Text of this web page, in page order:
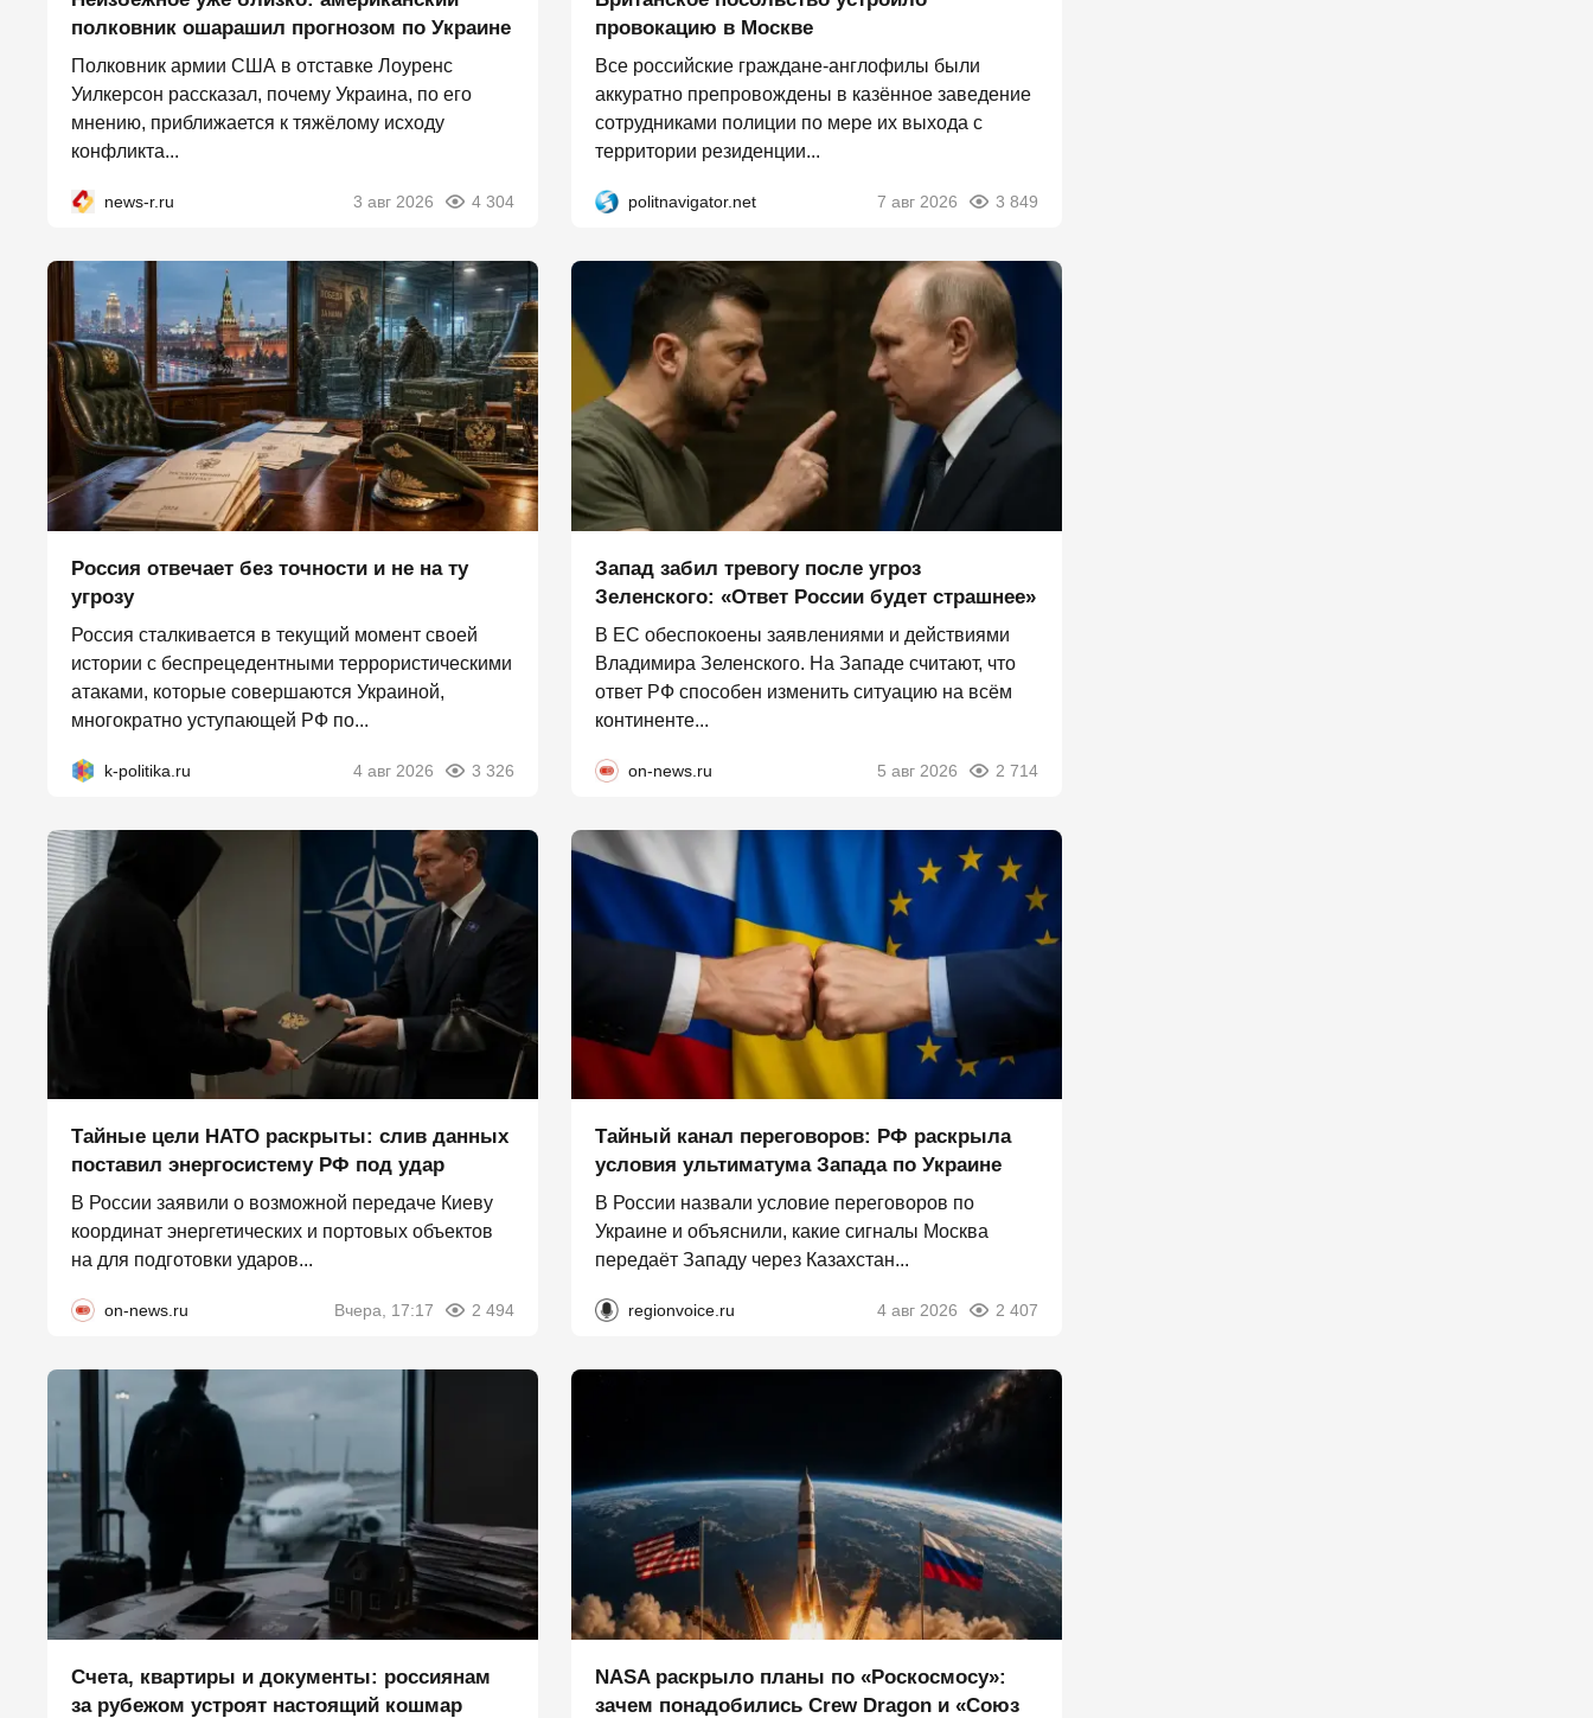
полковник ошарашил прогнозом по Украине
Полковник армии США в отставке Лоуренс
Уилкерсон рассказал, почему Украина, по его
мнению, приближается к тяжёлому исходу
конфликта...
news-r.ru 3 авг 2026 4 304
провокацию в Москве
Все российские граждане-англофилы были
аккуратно препровождены в казённое заведение
сотрудниками полиции по мере их выхода с
территории резиденции...
politnavigator.net 7 авг 2026 3 849
Россия отвечает без точности и не на ту
угрозу
Россия сталкивается в текущий момент своей
истории с беспрецедентными террористическими
атаками, которые совершаются Украиной,
многократно уступающей РФ по...
k-politika.ru 4 авг 2026 3 326
Запад забил тревогу после угроз
Зеленского: «Ответ России будет страшнее»
В ЕС обеспокоены заявлениями и действиями
Владимира Зеленского. На Западе считают, что
ответ РФ способен изменить ситуацию на всём
континенте...
on-news.ru 5 авг 2026 2 714
Тайные цели НАТО раскрыты: слив данных
поставил энергосистему РФ под удар
В России заявили о возможной передаче Киеву
координат энергетических и портовых объектов
на для подготовки ударов...
on-news.ru Вчера, 17:17 2 494
Тайный канал переговоров: РФ раскрыла
условия ультиматума Запада по Украине
В России назвали условие переговоров по
Украине и объяснили, какие сигналы Москва
передаёт Западу через Казахстан...
regionvoice.ru 4 авг 2026 2 407
Счета, квартиры и документы: россиянам
за рубежом устроят настоящий кошмар
NASA раскрыло планы по «Роскосмосу»:
зачем понадобились Crew Dragon и «Союз